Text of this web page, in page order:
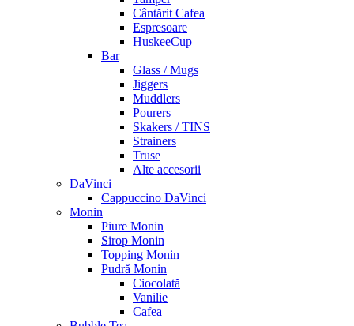
Cântărit Cafea
Espresoare
HuskeeCup
Bar
Glass / Mugs
Jiggers
Muddlers
Pourers
Skakers / TINS
Strainers
Truse
Alte accesorii
DaVinci
Cappuccino DaVinci
Monin
Piure Monin
Sirop Monin
Topping Monin
Pudră Monin
Ciocolată
Vanilie
Cafea